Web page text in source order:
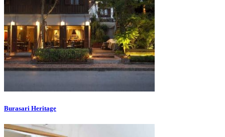
Burasari Heritage